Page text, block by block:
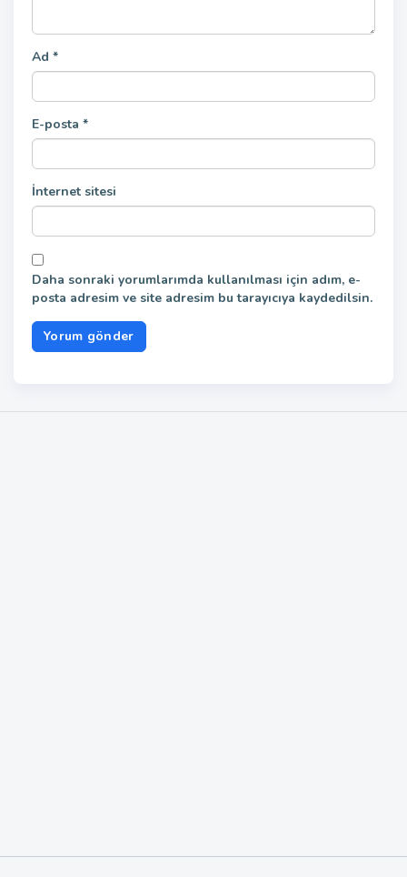
Ad *
E-posta *
İnternet sitesi
Daha sonraki yorumlarımda kullanılması için adım, e-
posta adresim ve site adresim bu tarayıcıya kaydedilsin.